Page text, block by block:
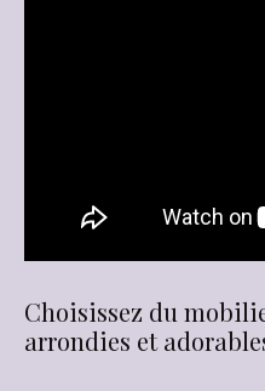
Choisissez du
arrondies et